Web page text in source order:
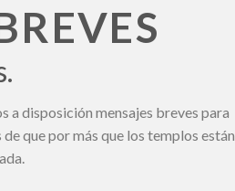
a disposición mensajes breves para
que por más que los templos están